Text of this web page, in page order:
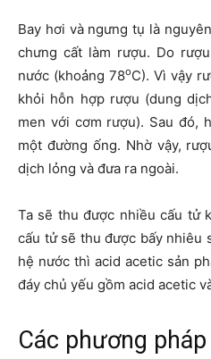
Bay hơi và ngưng tụ là
chưng cất làm rượu. Do
nước (khoảng 78oC). Vì vậy
khỏi hỗn hợp rượu (dung
men với cơm rượu). Sau đó,
một đường ống. Nhờ vậy,
dịch lỏng và đưa ra ngoài.
Ta sẽ thu được nhiều cấu tử
cấu tử sẽ thu được bấy nhiêu
hệ nước thì acid acetic sản
đáy chủ yếu gồm acid acetic
Các phương